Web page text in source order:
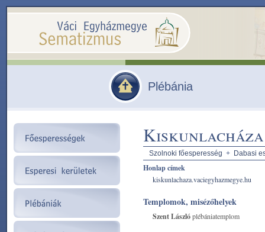
Plébánia
Szolnoki főesperesség + Dabasi
Honlap címek
kiskunlachaza.vaciegyhazmegye.hu
Templomok, misézőhelyek
Szent Lászlóplébániatemplom